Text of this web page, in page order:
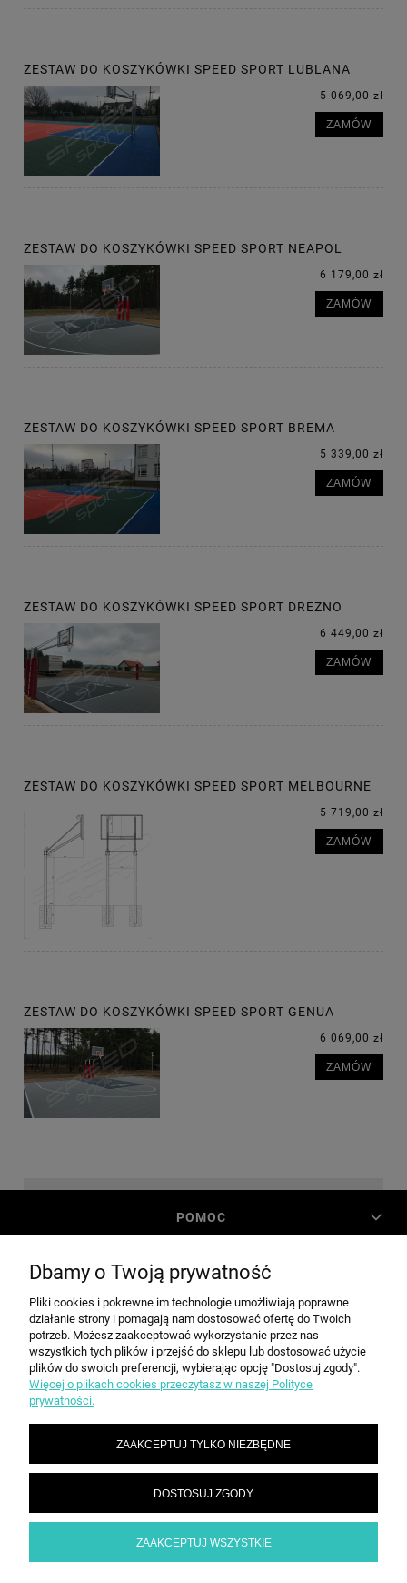
ZESTAW DO KOSZYKÓWKI SPEED SPORT LUBLANA
5 069,00 zł
ZAMÓW
ZESTAW DO KOSZYKÓWKI SPEED SPORT NEAPOL
6 179,00 zł
ZAMÓW
ZESTAW DO KOSZYKÓWKI SPEED SPORT BREMA
5 339,00 zł
ZAMÓW
ZESTAW DO KOSZYKÓWKI SPEED SPORT DREZNO
6 449,00 zł
ZAMÓW
ZESTAW DO KOSZYKÓWKI SPEED SPORT MELBOURNE
5 719,00 zł
ZAMÓW
ZESTAW DO KOSZYKÓWKI SPEED SPORT GENUA
6 069,00 zł
ZAMÓW
POMOC
MOJE KONTO
PŁATNOŚCI I DOSTAWA
INFORMACJE
O NAS
SPEED grupa Sp. z o.o. | ul. Parkowa 12, 05-200 Wołomin |sekretariat@spd.pl
Dbamy o Twoją prywatność
Pliki cookies i pokrewne im technologie umożliwiają poprawne
działanie strony i pomagają nam dostosować ofertę do Twoich
potrzeb. Możesz zaakceptować wykorzystanie przez nas
wszystkich tych plików i przejść do sklepu lub dostosować użycie
plików do swoich preferencji, wybierając opcję "Dostosuj zgody".
Więcej o plikach cookies przeczytasz w naszej Polityce
prywatności.
ZAAKCEPTUJ TYLKO NIEZBĘDNE
DOSTOSUJ ZGODY
ZAAKCEPTUJ WSZYSTKIE